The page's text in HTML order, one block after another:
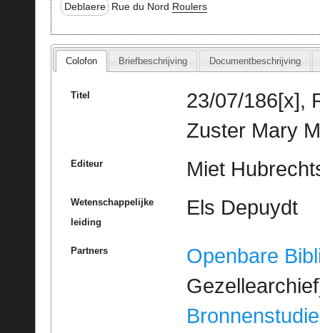
Deblaere Rue du Nord Roulers
Colofon Briefbeschrijving Documentbeschrijving
Titel
23/07/186[x],
Zuster Mary
Editeur Miet
Wetenschappelijke
leiding
Els Depuydt
Partners
Openbare
Bronnenstudie